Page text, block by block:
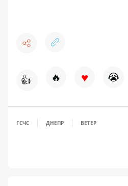
👍 🔥 ♥ 😭
ГСЧС ДНЕПР ВЕТЕР